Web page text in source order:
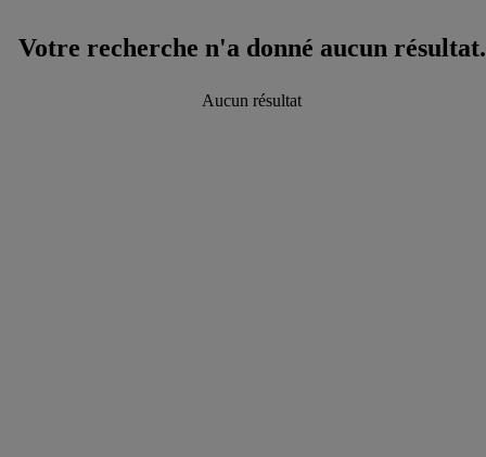
Votre recherche n'a donné aucun résultat.
Aucun résultat